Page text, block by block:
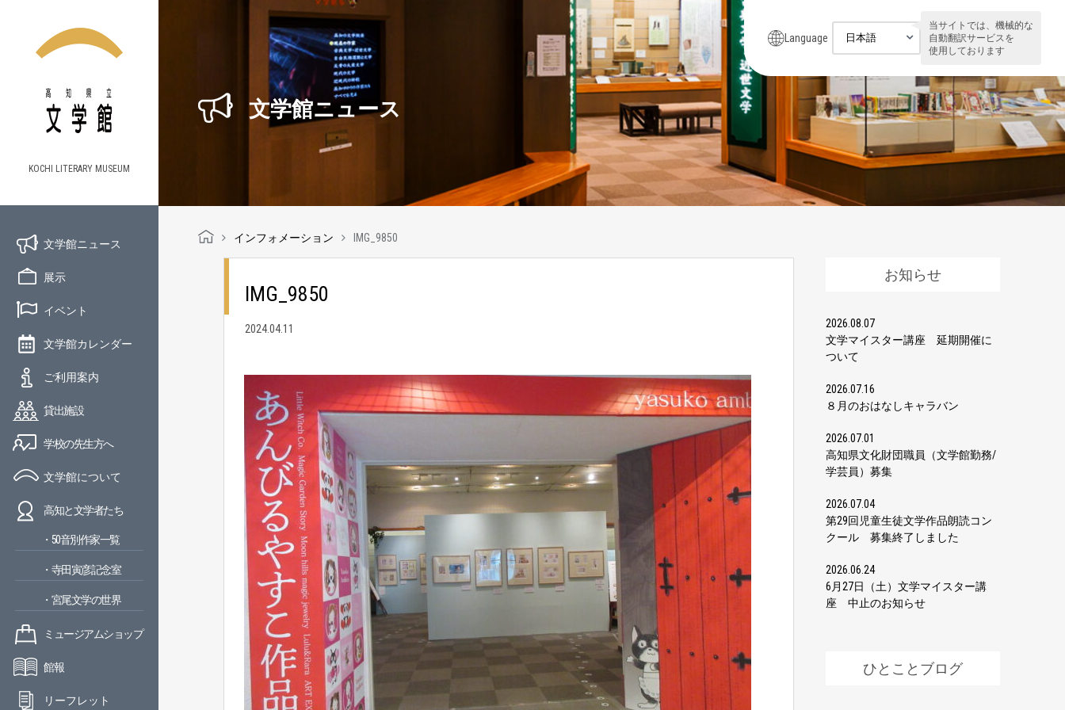
KOCHI LITERARY MUSEUM
文学館ニュース
展示
イベント
文学館カレンダー
ご利用案内
貸出施設
学校の先生方へ
文学館について
高知と文学者たち
・50音別作家一覧
・寺田寅彦記念室
・宮尾文学の世界
ミュージアムショップ
館報
リーフレット
Language
当サイトでは、機械的な
自動翻訳サービスを
使用しております
文学館ニュース
インフォメーション IMG_9850
IMG_9850
2024.04.11
お知らせ
2026.08.07
文学マイスター講座 延期開催に
ついて
2026.07.16
８月のおはなしキャラバン
2026.07.01
高知県文化財団職員（文学館勤務/
学芸員）募集
2026.07.04
第29回児童生徒文学作品朗読コン
クール 募集終了しました
2026.06.24
6月27日（土）文学マイスター講
座 中止のお知らせ
ひとことブログ